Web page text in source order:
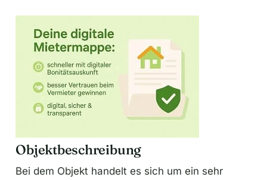
Objektbeschreibung
Bei dem Objekt handelt es sich um ein sehr